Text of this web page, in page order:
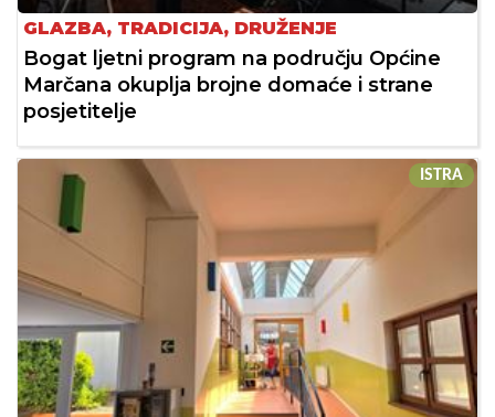
GLAZBA, TRADICIJA, DRUŽENJE
Bogat ljetni program na području Općine
Marčana okuplja brojne domaće i strane
posjetitelje
ISTRA